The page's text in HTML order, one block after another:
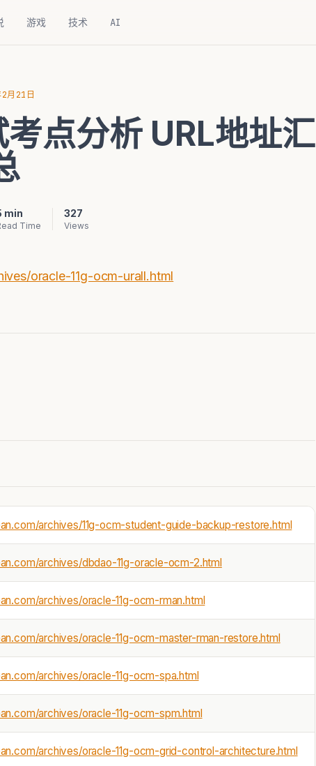
游戏 技术 AI
月21日
点分析 URL地址汇
min
Time
327
Views
oracle-11g-ocm-urall.html
archives/11g-ocm-student-guide-backup-restore.html
archives/dbdao-11g-oracle-ocm-2.html
archives/oracle-11g-ocm-rman.html
archives/oracle-11g-ocm-master-rman-restore.html
archives/oracle-11g-ocm-spa.html
archives/oracle-11g-ocm-spm.html
archives/oracle-11g-ocm-grid-control-architecture.html